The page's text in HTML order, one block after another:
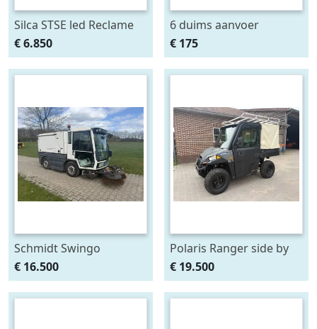
Silca STSE led Reclame
aanhanger ZGAN
€ 6.850
6 duims aanvoer
brandweer slangen tbv
beregening of
bemesting ex
€ 175
Schmidt Swingo
Compact
veegmachine,euro 6
€ 16.500
Polaris Ranger side by
side EV elektrisch
€ 19.500